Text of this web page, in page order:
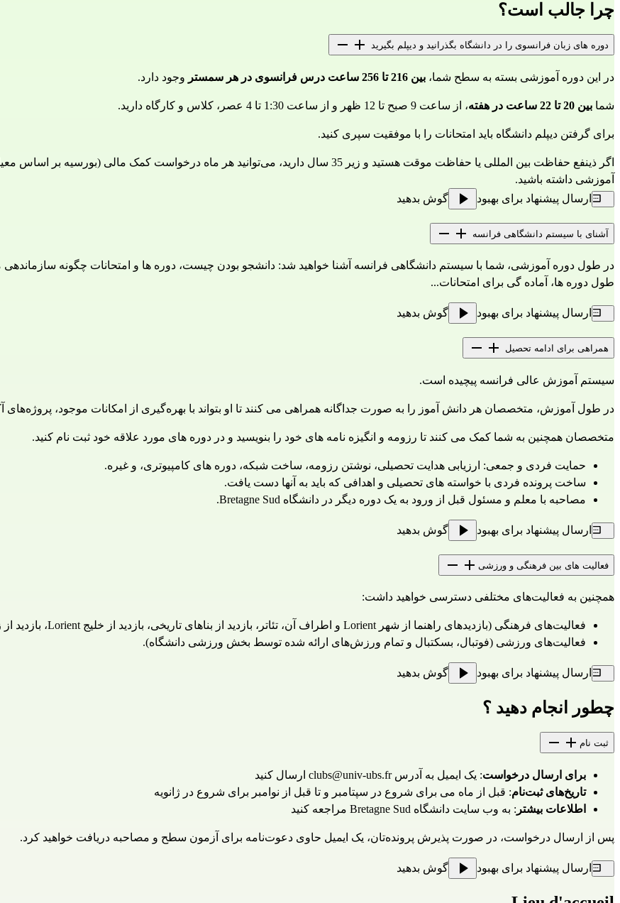
چرا جالب است؟
دوره های زبان فرانسوی را در دانشگاه بگذرانید و دیپلم بگیرید
در این دوره آموزشی بسته به سطح شما، بین 216 تا 256 ساعت درس فرانسوی در هر سمستر وجود دارد.
شما بین 20 تا 22 ساعت در هفته ، از ساعت 9 صبح تا 12 ظهر و از ساعت 1:30 تا 4 عصر، کلاس و کارگاه دارید.
برای گرفتن دیپلم دانشگاه باید امتحانات را با موفقیت سپری کنید.
آموزشی داشته باشید.
ارسال پیشنهاد برای بهبود
گوش بدهید
آشنای با سیستم دانشگاهی فرانسه
در طول دوره آموزشی، شما با سیستم دانشگاهی فرانسه آشنا خواهید شد: دانشجو بودن چیست، دوره ها و امتحانات چگونه
طول دوره ها، آماده گی برای امتحانات...
ارسال پیشنهاد برای بهبود گوش بدهید
همراهی برای ادامه تحصیل
سیستم آموزش عالی فرانسه پیچیده است.
در طول آموزش، متخصصان هر دانش آموز را به صورت جداگانه همراهی می کنند تا او بتواند با بهره‌گیری از امکانات موجود،
متخصصان همچنین به شما کمک می کنند تا رزومه و انگیزه نامه های خود را بنویسید و در دوره های مورد علاقه خود ثبت نام کنید.
حمایت فردی و جمعی: ارزیابی هدایت تحصیلی، نوشتن رزومه، ساخت شبکه، دوره های کامپیوتری، و غیره.
ساخت پرونده فردی با خواسته های تحصیلی و اهدافی که باید به آنها دست یافت.
مصاحبه با معلم و مسئول قبل از ورود به یک دوره دیگر در دانشگاه Bretagne Sud.
ارسال پیشنهاد برای بهبود گوش بدهید
فعالیت های بین فرهنگی و ورزشی
همچنین به فعالیت‌های مختلفی دسترسی خواهید داشت:
فعالیت‌های فرهنگی (بازدیدهای راهنما از شهر Lorient و اطراف آن، تئاتر، بازدید از بناهای تاریخی، بازدید از خلیج Lorient، بازدید از زیردریایی Flore...)
فعالیت‌های ورزشی (فوتبال، بسکتبال و تمام ورزش‌های ارائه شده توسط بخش ورزشی دانشگاه).
ارسال پیشنهاد برای بهبود گوش بدهید
چطور انجام دهید ؟
ثبت نام
برای ارسال درخواست: یک ایمیل به آدرس clubs@univ-ubs.fr ارسال کنید
تاریخ‌های ثبت‌نام
: قبل از ماه می برای شروع در سپتامبر و تا قبل از نوامبر برای شروع در ژانویه
اطلاعات بیشتر : به وب سایت دانشگاه Bretagne Sud مراجعه کنید
پس از ارسال درخواست، در صورت پذیرش پرونده‌تان، یک ایمیل حاوی دعوت‌نامه برای آزمون سطح‌ و مصاحبه دریافت خواهید کرد.
ارسال پیشنهاد برای بهبود گوش بدهید